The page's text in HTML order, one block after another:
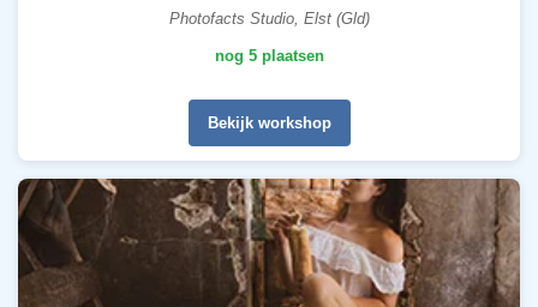
Photofacts Studio, Elst (Gld)
nog 5 plaatsen
Bekijk workshop